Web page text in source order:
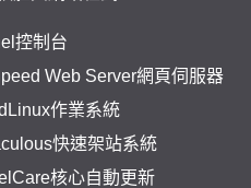
控制台
Web Server網頁伺服器
作業系統
快速架站系統
核心自動更新